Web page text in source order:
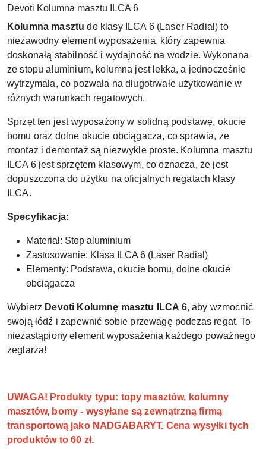
Devoti Kolumna masztu ILCA 6
Kolumna masztu do klasy ILCA 6 (Laser Radial) to
niezawodny element wyposażenia, który zapewnia
doskonałą stabilność i wydajność na wodzie. Wykonana
ze stopu aluminium, kolumna jest lekka, a jednocześnie
wytrzymała, co pozwala na długotrwałe użytkowanie w
różnych warunkach regatowych.
Sprzęt ten jest wyposażony w solidną podstawę, okucie
bomu oraz dolne okucie obciągacza, co sprawia, że
montaż i demontaż są niezwykle proste. Kolumna masztu
ILCA 6 jest sprzętem klasowym, co oznacza, że jest
dopuszczona do użytku na oficjalnych regatach klasy
ILCA.
Specyfikacja:
Materiał: Stop aluminium
Zastosowanie: Klasa ILCA 6 (Laser Radial)
Elementy: Podstawa, okucie bomu, dolne okucie
obciągacza
Wybierz Devoti Kolumnę masztu ILCA 6, aby wzmocnić
swoją łódź i zapewnić sobie przewagę podczas regat. To
niezastąpiony element wyposażenia każdego poważnego
żeglarza!
UWAGA! Produkty typu: topy masztów, kolumny
masztów, bomy - wysyłane są zewnątrzną firmą
transportową jako NADGABARYT. Cena wysyłki tych
produktów to 60 zł.